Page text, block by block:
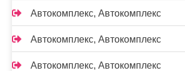
Автокомплекс, Автокомплекс
Автокомплекс, Автокомплекс
Автокомплекс, Автокомплекс